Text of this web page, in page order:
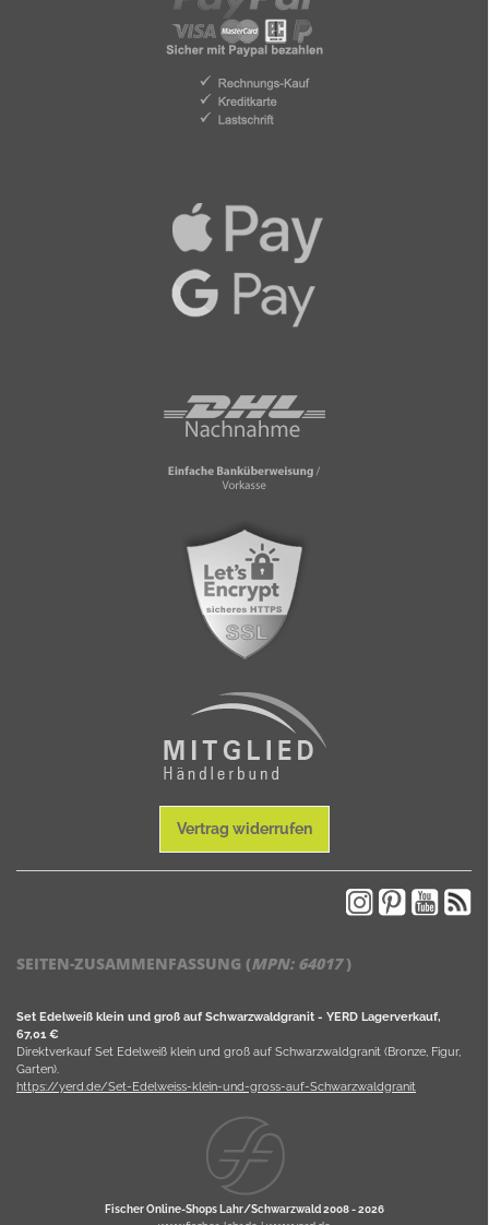
Vertrag widerrufen
SEITEN-ZUSAMMENFASSUNG (MPN: 64017)
Set Edelweiß klein und groß auf Schwarzwaldgranit - YERD Lagerverkauf,
67,01 €
Direktverkauf Set Edelweiß klein und groß auf Schwarzwaldgranit (Bronze, Figur,
Garten).
https://yerd.de/Set-Edelweiss-klein-und-gross-auf-Schwarzwaldgranit
Fischer Online-Shops Lahr/Schwarzwald 2008 -2026